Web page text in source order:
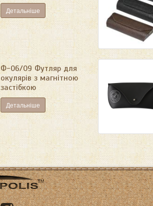
Детальніше
Ф-06/09 Футляр для
окулярів з магнітною
застібкою
Детальніше